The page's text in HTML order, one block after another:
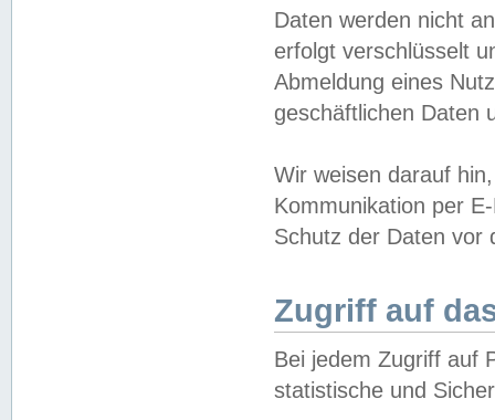
Daten werden nicht
erfolgt verschlüsselt
Abmeldung eines
geschäftlichen Daten
Wir weisen darauf
Kommunikation per
Schutz der Daten vor
Zugriff auf
Bei jedem Zugriff auf
statistische und